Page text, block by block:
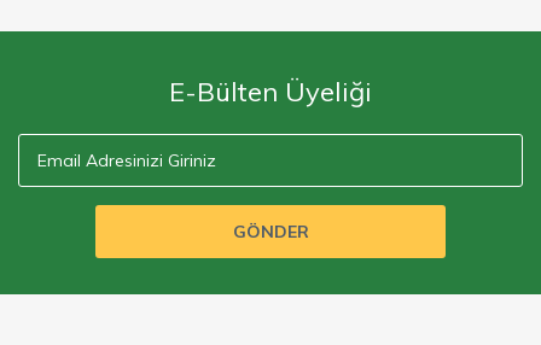
E-Bülten Üyeliği
GÖNDER